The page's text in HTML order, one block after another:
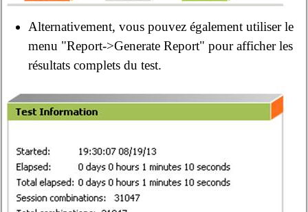
Alternativement, vous pouvez également utiliser le
menu "Report->Generate Report" pour afficher les
résultats complets du test.